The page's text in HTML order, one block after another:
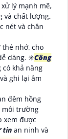
lý mạnh mẽ,
và chất lượng.
nét và chân
thẻ nhớ, cho
dàng. ✳️Công
có khả năng
ghi lại âm
đêm hồng
môi trường
xem được
tin an ninh và